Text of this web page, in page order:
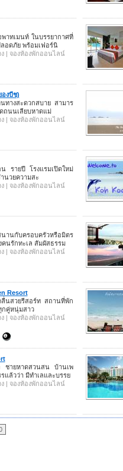
พาทเมนท์ ในบรรยากาศที่
อดภัย พร้อมเฟอร์นิ
ง | จองห้องพักออนไลน์
องบีช)
ทางสะดวกสบาย สามาร
ถนนเลียบหาดแม่
ง | จองห้องพักออนไลน์
รายปี โรงแรมเปิดใหม่
นวยความสะ
ง | จองห้องพักออนไลน์
านกับครอบครัวหรือมิตร
นรักทะเล สัมผัสธรรม
ง | จองห้องพักออนไลน์
Resort
นสวยรีสอร์ท สถานที่พัก
กคู่หนุ่มสาว
ง | จองห้องพักออนไลน์
ชายหาดสวนสน บ้านเพ
แล้วว่า มีทำเลและบรรย
ง | จองห้องพักออนไลน์